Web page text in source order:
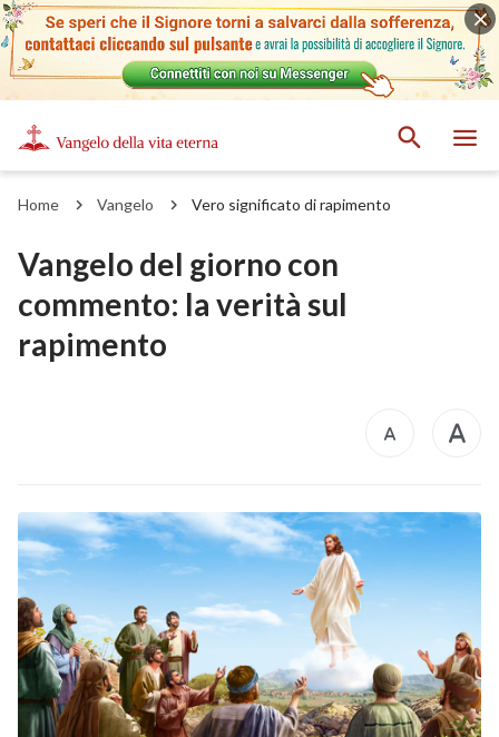
Home Vangelo Vero significato di rapimento
Vangelo del giorno con
commento: la verità sul
rapimento